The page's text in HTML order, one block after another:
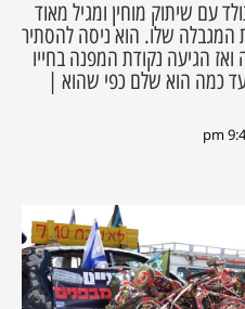
שמש, נולד עם שיתוק מוחין ומגיל מאוד
שלו. הוא ניסה להסתיר
הגיעה נקודת המפנה בחייו
כמה הוא שלם כפי שהוא |
9:42